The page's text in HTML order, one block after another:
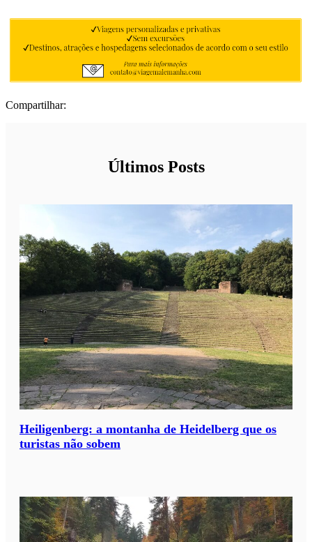
Compartilhar:
Últimos Posts
Heiligenberg: a montanha de Heidelberg que os
turistas não sobem